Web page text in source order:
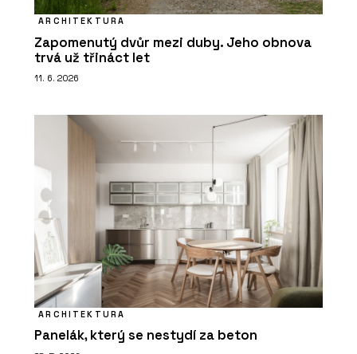
ARCHITEKTURA
Zapomenutý dvůr mezi duby. Jeho obnova
trvá už třináct let
11. 6. 2026
ARCHITEKTURA
Panelák, který se nestydí za beton